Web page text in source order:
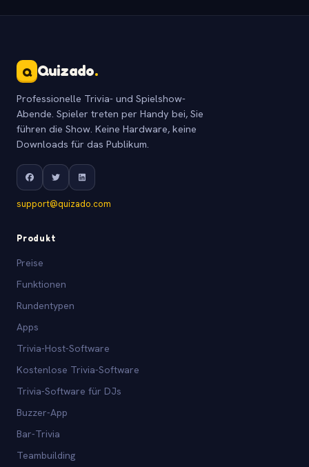
Q Quizado.
Professionelle Trivia- und Spielshow-
Abende. Spieler treten per Handy bei, Sie
führen die Show. Keine Hardware, keine
Downloads für das Publikum.
support@quizado.com
Produkt
Preise
Funktionen
Rundentypen
Apps
Trivia-Host-Software
Kostenlose Trivia-Software
Trivia-Software für DJs
Buzzer-App
Bar-Trivia
Teambuilding